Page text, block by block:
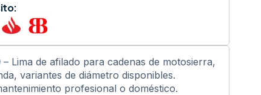
– Lima de afilado para cadenas de motosierra,
variantes de diámetro disponibles.
profesional o doméstico.